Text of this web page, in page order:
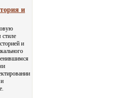
и
стиле
и